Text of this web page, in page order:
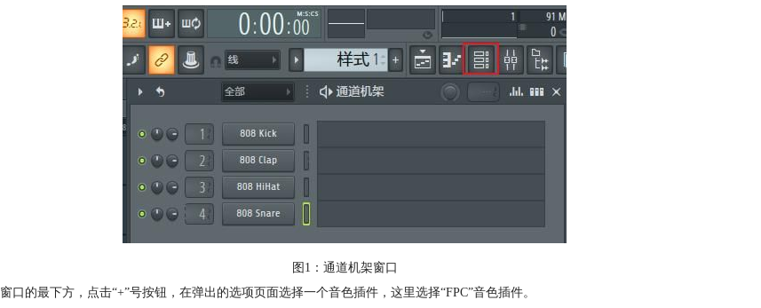
图1：通道机架窗口
窗口的最下方，点击“+”号按钮，在弹出的选项页面选择一个音色插件，这里选择“FPC”音色插件。